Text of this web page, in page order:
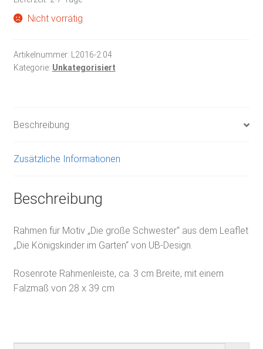
Nicht vorrätig
Artikelnummer: L2016-2.04
Kategorie: Unkategorisiert
Beschreibung
Zusätzliche Informationen
Beschreibung
Rahmen für Motiv „Die große Schwester“ aus dem Leaflet
„Die Königskinder im Garten“ von UB-Design.
Rosenrote Rahmenleiste, ca. 3 cm Breite, mit einem
Falzmaß von 28 x 39 cm